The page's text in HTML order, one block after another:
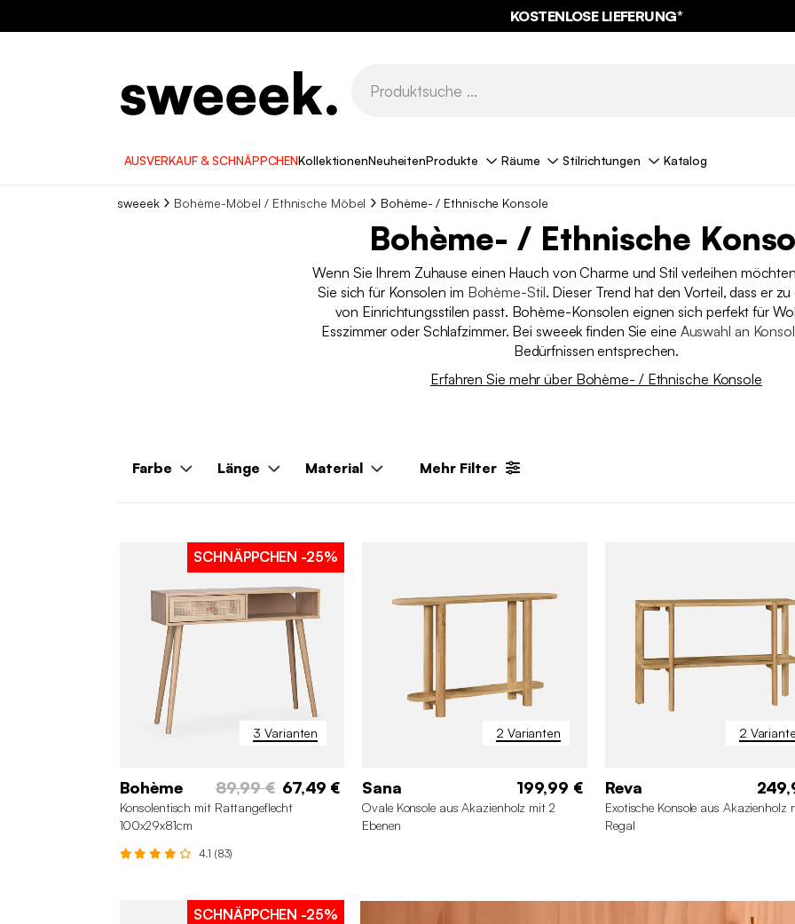
KOSTENLOSE LIEFERUNG*
AUSVERKAUF & SCHNÄPPCHENKollektionenNeuheitenProdukte Räume Stilrichtungen Katalog
sweeek Bohème-Möbel / Ethnische Möbel Bohème- / Ethnische Konsole
Bohème- / Ethnische
Wenn Sie Ihrem Zuhause einen Hauch von Charme und Stil verleihen
Sie sich für Konsolen im Bohème-Stil. Dieser Trend hat den Vorteil, dass er
von Einrichtungsstilen passt. Bohème-Konsolen eignen sich perfekt für
Esszimmer oder Schlafzimmer. Bei sweeek finden Sie eine Auswahl an
Bedürfnissen entsprechen.
Erfahren Sie mehr über Bohème- / Ethnische Konsole
Farbe Länge Material Mehr Filter
3 Varianten
SCHNÄPPCHEN -25%
Bohème 89,99 € 67,49 €
Konsolentisch mit Rattangeflecht
100x29x81cm
4.1 (83)
2 Varianten
Sana 199,99 €
Ovale Konsole aus Akazienholz mit 2
Ebenen
2
Reva
Exotische Konsole aus Akazienholz
Regal
SCHNÄPPCHEN -25%